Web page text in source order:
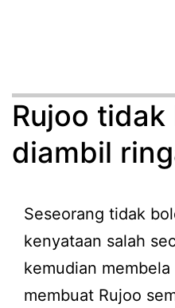
Rujoo tidak
diambil
Seseorang tidak
kenyataan salah
kemudian
membuat Rujoo